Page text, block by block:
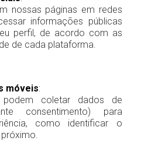
nossas páginas em redes
informações públicas
perfil, de acordo com as
de cada plataforma.
móveis:
podem coletar dados de
consentimento) para
como identificar o